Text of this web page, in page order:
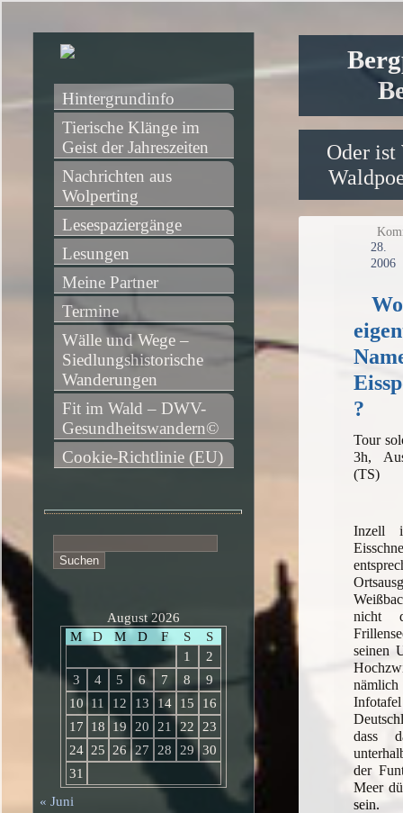
Oder ist
2006
?
Tour
3h,
(TS)
Inzell
nicht
seinen
dass
der
Meer
sein.
Hintergrundinfo
Tierische Klänge im
Geist der Jahreszeiten
Nachrichten aus
Wolperting
Lesespaziergänge
Lesungen
Meine Partner
Termine
Wälle und Wege –
Siedlungshistorische
Wanderungen
Fit im Wald – DWV-
Gesundheitswandern©
Cookie-Richtlinie (EU)
nach:
August 2026
M
D M D F S
S
1
2
3
4 5 6 7 8
9
10
11 12 13 14 15
16
17
18 19 20 21 22
23
24 25 26 27 28 29 30
31
« Juni